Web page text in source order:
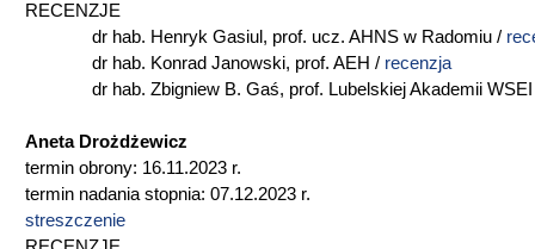
RECENZJE
dr hab. Henryk Gasiul, prof. ucz. AHNS w Radomiu /
dr hab. Konrad Janowski, prof. AEH / recenzja
dr hab. Zbigniew B. Gaś, prof. Lubelskiej Akademii
Aneta Drożdżewicz
termin obrony: 16.11.2023 r.
termin nadania stopnia: 07.12.2023 r.
streszczenie